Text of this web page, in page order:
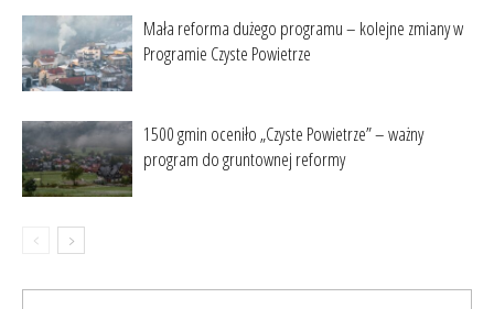
Mała reforma dużego programu – kolejne zmiany w
Programie Czyste Powietrze
1500 gmin oceniło „Czyste Powietrze” – ważny
program do gruntownej reformy